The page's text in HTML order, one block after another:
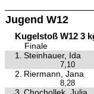
Jugend W12
Kugelstoß W12 3
Finale
1.
Steinhauer, Ida
7,10
2. Riermann, Jana
8,28